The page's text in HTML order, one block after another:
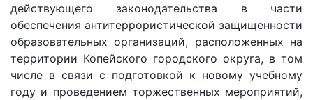
действующего законодательства в части
обеспечения антитеррористической защищенности
образовательных организаций, расположенных на
территории Копейского городского округа, в том
числе в связи с подготовкой к новому учебному
году и проведением торжественных мероприятий,